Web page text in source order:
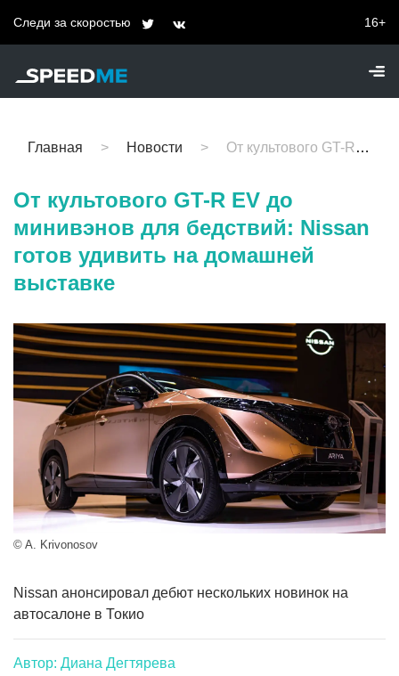
Следи за скоростью 16+
Главная Новости От культового GT-R EV до минивэнов для бедствий: Nissan готов удивить на домашней выставке
От культового GT-R EV до
минивэнов для бедствий: Nissan
готов удивить на домашней
выставке
© A. Krivonosov
Nissan анонсировал дебют нескольких новинок на
автосалоне в Токио
Автор: Диана Дегтярева